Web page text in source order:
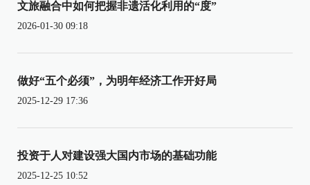
文旅融合中如何把握非遗活化利用的“度”
2026-01-30 09:18
做好“五个必须”，为明年经济工作开好局
2025-12-29 17:36
投资于人对建设强大国内市场的基础功能
2025-12-25 10:52